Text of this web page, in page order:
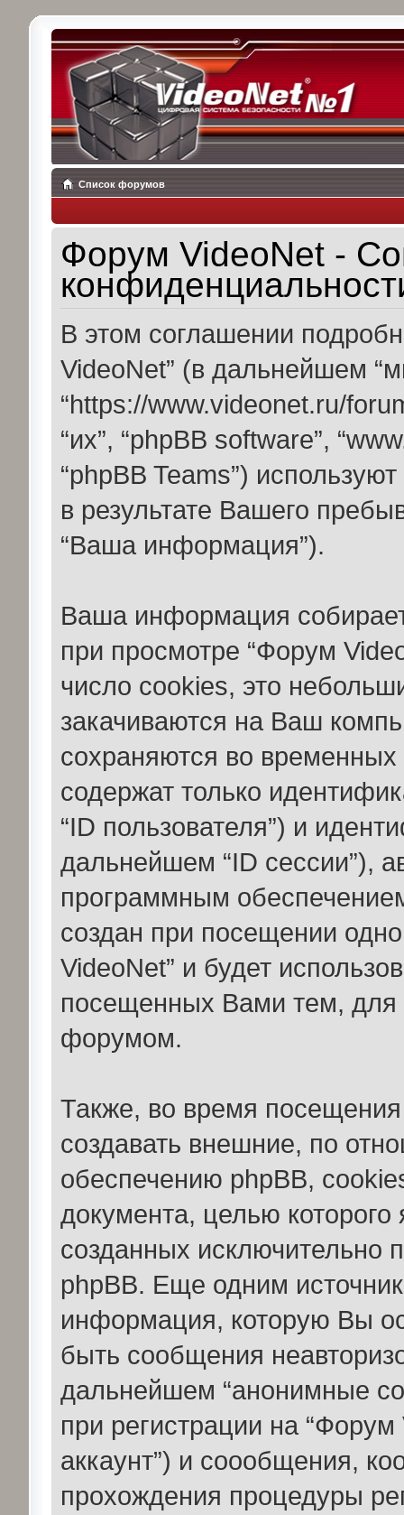
Список форумов
Форум VideoNet -
В этом соглашении
VideoNet” (в дальнейшем
“https://www.videonet.ru/
“их”, “phpBB software”,
“phpBB Teams”)
в результате Вашего
“Ваша информация”).
Ваша информация
при просмотре “Форум
число cookies, это
закачиваются на Ваш
сохраняются во
содержат только
“ID пользователя”) и
дальнейшем “ID сессии”),
программным
создан при посещении
VideoNet” и будет
посещенных Вами тем, для
форумом.
Также, во время
создавать внешние, по
обеспечению phpBB,
документа, целью
созданных исключительно
phpBB. Еще одним
информация, которую Вы
быть сообщения
дальнейшем “анонимные
при регистрации на
аккаунт”) и соообщения,
прохождения процедуры